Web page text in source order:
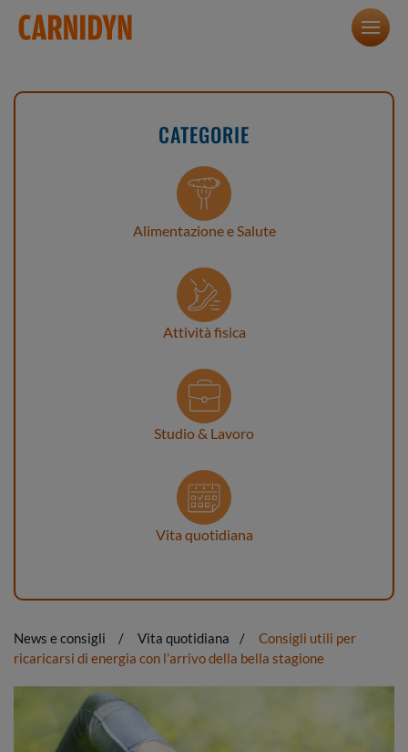
CATEGORIE
Alimentazione e Salute
Attività fisica
Studio & Lavoro
Vita quotidiana
News e consigli Vita quotidiana
Consigli utili per
ricaricarsi di energia con l’arrivo della bella stagione